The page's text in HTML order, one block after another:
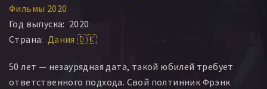
Фильмы 2020
Год выпуска: 2020
Страна: Дания 🇩🇰
50 лет — незаурядная дата, такой юбилей требует
ответственного подхода. Свой полтинник Фрэнк